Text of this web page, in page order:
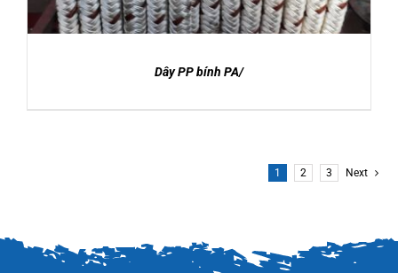
Dây PP bính PA/
1 2 3 Next